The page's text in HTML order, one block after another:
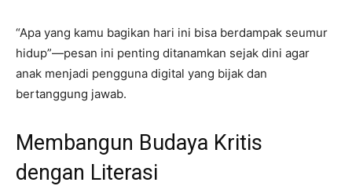
“Apa yang kamu bagikan hari ini bisa berdampak seumur
hidup”—pesan ini penting ditanamkan sejak dini agar
anak menjadi pengguna digital yang bijak dan
bertanggung jawab.
Membangun Budaya Kritis
dengan Literasi